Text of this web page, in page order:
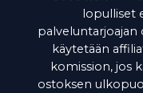
lopulliset
palveluntarjoajan
käytetään
komission, jos
ostoksen